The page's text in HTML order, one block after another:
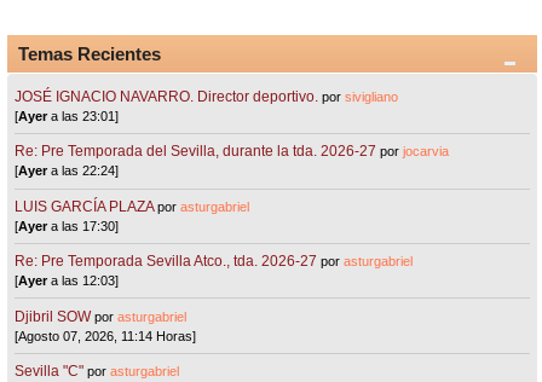
Temas Recientes
JOSÉ IGNACIO NAVARRO. Director deportivo. porsivigliano
[Ayera las 23:01]
Re: Pre Temporada del Sevilla, durante la tda. 2026-27 porjocarvia
[Ayera las 22:24]
LUIS GARCÍA PLAZA porasturgabriel
[Ayera las 17:30]
Re: Pre Temporada Sevilla Atco., tda. 2026-27 porasturgabriel
[Ayera las 12:03]
Djibril SOW porasturgabriel
[Agosto 07, 2026, 11:14 Horas]
Sevilla "C"porasturgabriel